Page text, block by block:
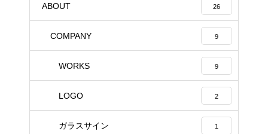
ABOUT 26
COMPANY 9
WORKS 9
LOGO 2
ガラスサイン 1